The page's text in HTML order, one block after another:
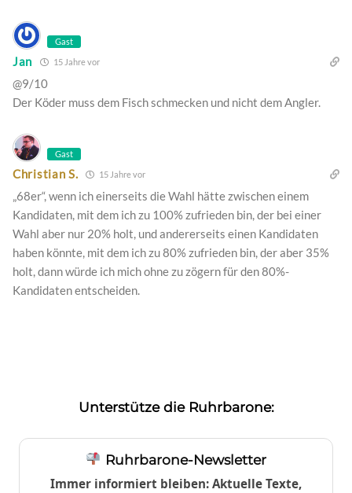
Gast
Jan 15 Jahre vor
@9/10
Der Köder muss dem Fisch schmecken und nicht dem Angler.
Gast
Christian S. 15 Jahre vor
„68er“, wenn ich einerseits die Wahl hätte zwischen einem
Kandidaten, mit dem ich zu 100% zufrieden bin, der bei einer
Wahl aber nur 20% holt, und andererseits einen Kandidaten
haben könnte, mit dem ich zu 80% zufrieden bin, der aber 35%
holt, dann würde ich mich ohne zu zögern für den 80%-
Kandidaten entscheiden.
Unterstütze die Ruhrbarone:
Ruhrbarone-Newsletter
Immer informiert bleiben: Aktuelle Texte,